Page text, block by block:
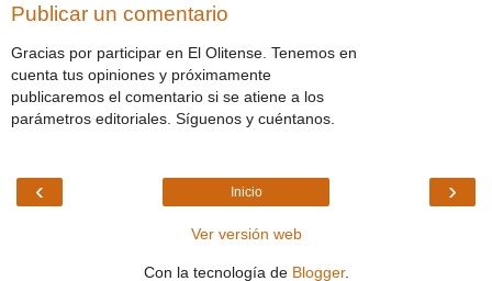
Publicar un comentario
Gracias por participar en El Olitense. Tenemos en
cuenta tus opiniones y próximamente
publicaremos el comentario si se atiene a los
parámetros editoriales. Síguenos y cuéntanos.
‹ ›
Inicio
Ver versión web
Con la tecnología de Blogger.